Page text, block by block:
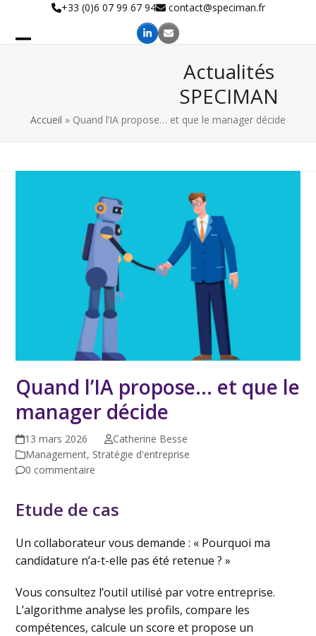
content
+33 (0)6 07 99 67 94 contact@speciman.fr
Actualités
SPECIMAN
Accueil » Quand l’IA propose… et que le manager décide
Quand l’IA propose… et que le
manager décide
13 mars 2026
Catherine Besse
Management, Stratégie d'entreprise
0 commentaire
Etude de cas
Un collaborateur vous demande : « Pourquoi ma
candidature n’a-t-elle pas été retenue ? »
Vous consultez l’outil utilisé par votre entreprise.
L’algorithme analyse les profils, compare les
compétences, calcule un score et propose un